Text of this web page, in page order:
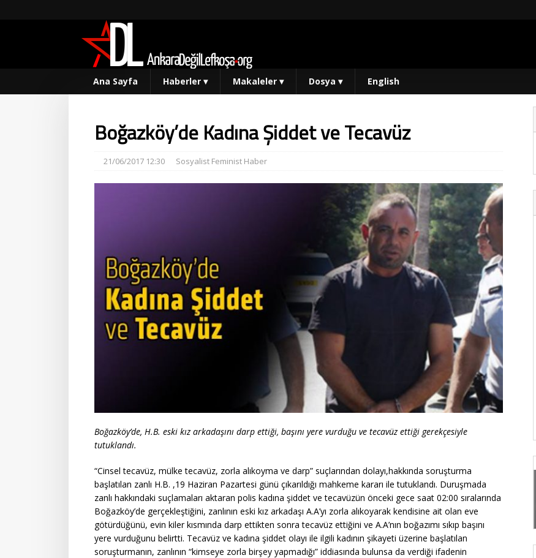
Ana Sayfa Haberler ▾ Makaleler ▾ Dosya ▾ English
Boğazköy’de Kadına Şiddet ve Tecavüz
21/06/2017 12:30 Sosyalist Feminist Haber
Boğazköy’de, H.B. eski kız arkadaşını darp ettiği, başını yere vurduğu ve tecavüz ettiği gerekçesiyle
tutuklandı.
“Cinsel tecavüz, mülke tecavüz, zorla alıkoyma ve darp” suçlarından dolayı,hakkında soruşturma
başlatılan zanlı H.B. ,19 Haziran Pazartesi günü çıkarıldığı mahkeme kararı ile tutuklandı. Duruşmada
zanlı hakkındaki suçlamaları aktaran polis kadına şiddet ve tecavüzün önceki gece saat 02:00 sıralarında
Boğazköy’de gerçekleştiğini, zanlının eski kız arkadaşı A.A’yı zorla alıkoyarak kendisine ait olan eve
götürdüğünü, evin kiler kısmında darp ettikten sonra tecavüz ettiğini ve A.A’nın boğazımı sıkıp başını
yere vurduğunu belirtti. Tecavüz ve kadına şiddet olayı ile ilgili kadının şikayeti üzerine başlatılan
soruşturmanın, zanlının “kimseye zorla birşey yapmadığı” iddiasında bulunsa da verdiği ifadenin